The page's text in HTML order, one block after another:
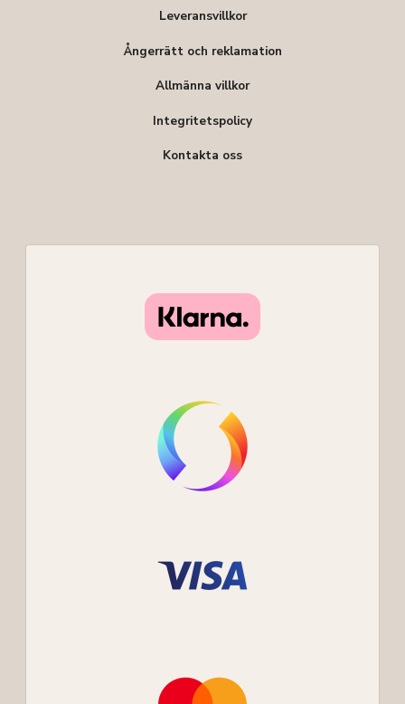
Leveransvillkor
Ångerrätt och reklamation
Allmänna villkor
Integritetspolicy
Kontakta oss